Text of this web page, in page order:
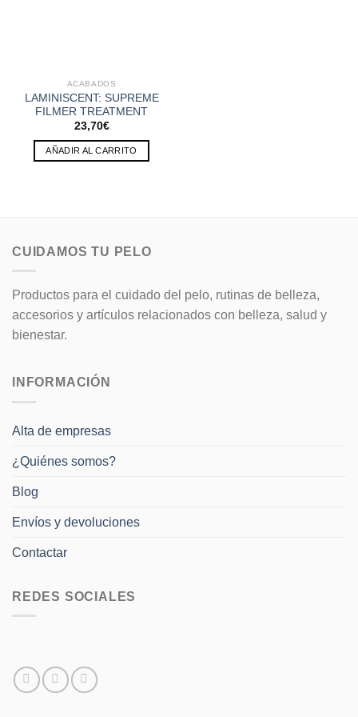
ACABADOS
LAMINISCENT: SUPREME
FILMER TREATMENT
23,70€
AÑADIR AL CARRITO
CUIDAMOS TU PELO
Productos para el cuidado del pelo, rutinas de belleza,
accesorios y artículos relacionados con belleza, salud y
bienestar.
INFORMACIÓN
Alta de empresas
¿Quiénes somos?
Blog
Envíos y devoluciones
Contactar
REDES SOCIALES